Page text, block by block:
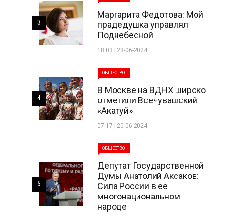
Маргарита Федотова: Мой
прадедушка управлял
Поднебесной
18:03 | 23-06-2024
3
ОБЩЕСТВО
В Москве на ВДНХ широко
отметили Всечувашский
«Акатуй»
07:17 | 20-06-2024
4
ОБЩЕСТВО
Депутат Государственной
Думы Анатолий Аксаков:
Сила России в ее
многонациональном
народе
5